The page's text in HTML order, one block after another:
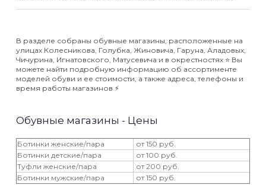
В разделе собраны обувные магазины, расположенные на
улицах Колесникова, Голубка, Жиновича, Гаруна, Аладовых,
Чичурина, Игнатовского, Матусевича и в окрестностях ⭐️ Вы
можете найти подробную информацию об ассортименте
моделей обуви и ее стоимости, а также адреса, телефоны и
время работы магазинов ⚡️
Обувные магазины - Цены
Ботинки женские/пара
от 150 руб.
Ботинки детские/пара
от 100 руб.
Туфли женские/пара
от 200 руб.
Ботинки мужские/пара
от 150 руб.